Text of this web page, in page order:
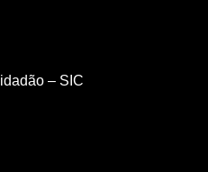
– SIC